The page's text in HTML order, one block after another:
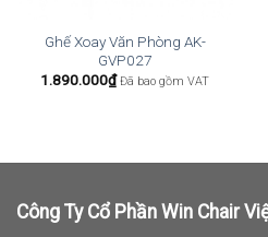
Ghế Xoay Văn Phòng AK-
GVP027
1.890.000₫ Đã bao gồm VAT
Công Ty Cổ Phần Win Chair